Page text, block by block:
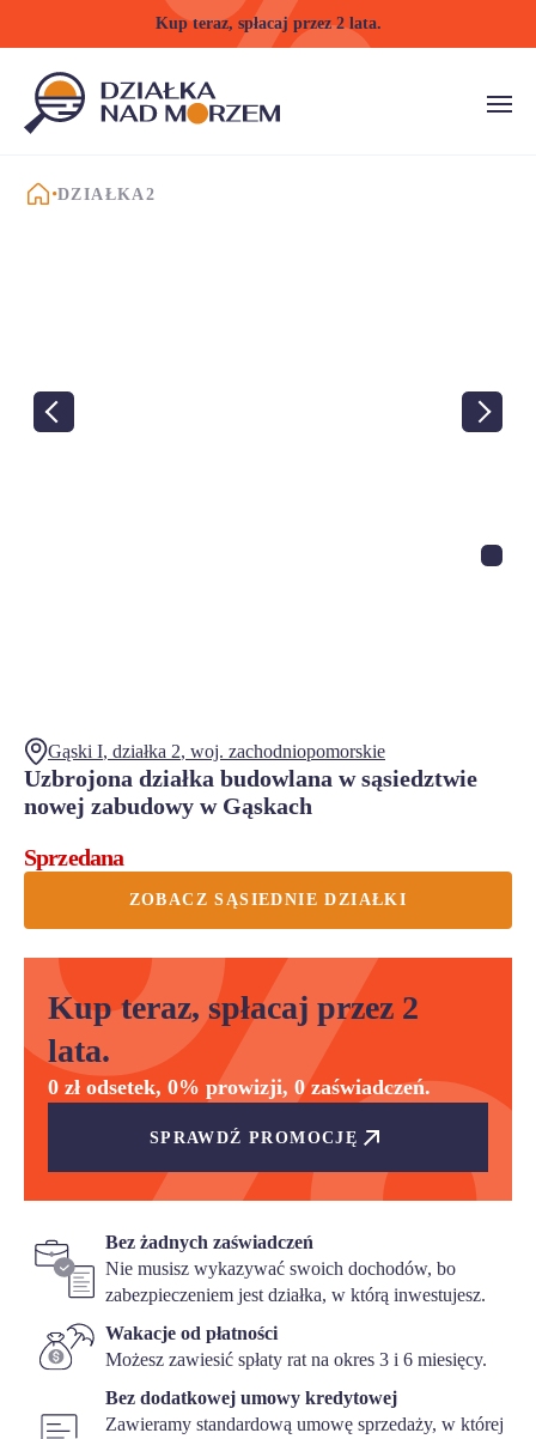
Kup teraz, spłacaj przez 2 lata.
STRONA GŁÓWNA
DZIAŁKA2
Gąski I, działka 2, woj. zachodniopomorskie
Uzbrojona działka budowlana w sąsiedztwie
nowej zabudowy w Gąskach
Sprzedana
ZOBACZ SĄSIEDNIE DZIAŁKI
Kup teraz, spłacaj przez 2
lata.
0 zł odsetek, 0% prowizji, 0 zaświadczeń.
SPRAWDŹ PROMOCJĘ
Bez żadnych zaświadczeń
Nie musisz wykazywać swoich dochodów, bo
zabezpieczeniem jest działka, w którą inwestujesz.
Wakacje od płatności
Możesz zawiesić spłaty rat na okres 3 i 6 miesięcy.
Bez dodatkowej umowy kredytowej
Zawieramy standardową umowę sprzedaży, w której